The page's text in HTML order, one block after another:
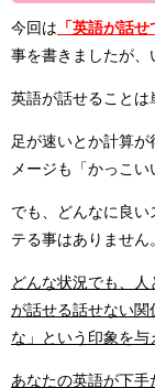
今回は 「英語が話せ
事を書きましたが、
英語が話せることは
足が速いとか計算
メージも「かっこ
でも、どんなに良
テる事はありません
どんな状況でも、
が話せる話せない関
な」という印象を与
あなたの英語が下